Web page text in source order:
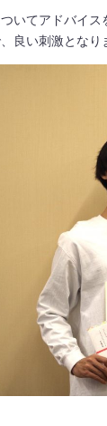
いてアドバイ
良い刺激となり